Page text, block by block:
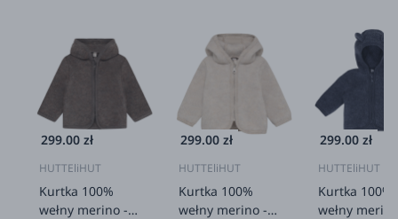
299.00 zł
HUTTEliHUT
Kurtka 100%
wełny merino -
299.00 zł
HUTTEliHUT
Kurtka 100%
wełny merino -
299.00 zł
HUTTEliHUT
Kurtka 100%
wełny